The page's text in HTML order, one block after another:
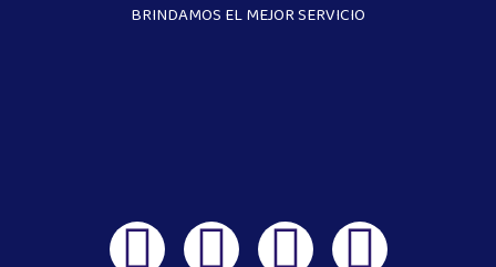
BRINDAMOS EL MEJOR SERVICIO